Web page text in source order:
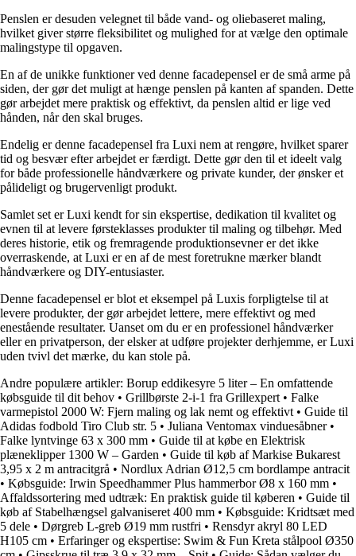
Penslen er desuden velegnet til både vand- og oliebaseret maling,
hvilket giver større fleksibilitet og mulighed for at vælge den optimale
malingstype til opgaven.
En af de unikke funktioner ved denne facadepensel er de små arme på
siden, der gør det muligt at hænge penslen på kanten af spanden. Dette
gør arbejdet mere praktisk og effektivt, da penslen altid er lige ved
hånden, når den skal bruges.
Endelig er denne facadepensel fra Luxi nem at rengøre, hvilket sparer
tid og besvær efter arbejdet er færdigt. Dette gør den til et ideelt valg
for både professionelle håndværkere og private kunder, der ønsker et
pålideligt og brugervenligt produkt.
Samlet set er Luxi kendt for sin ekspertise, dedikation til kvalitet og
evnen til at levere førsteklasses produkter til maling og tilbehør. Med
deres historie, etik og fremragende produktionsevner er det ikke
overraskende, at Luxi er en af de mest foretrukne mærker blandt
håndværkere og DIY-entusiaster.
Denne facadepensel er blot et eksempel på Luxis forpligtelse til at
levere produkter, der gør arbejdet lettere, mere effektivt og med
enestående resultater. Uanset om du er en professionel håndværker
eller en privatperson, der elsker at udføre projekter derhjemme, er Luxi
uden tvivl det mærke, du kan stole på.
Andre populære artikler: Borup eddikesyre 5 liter – En omfattende
købsguide til dit behov • Grillbørste 2-i-1 fra Grillexpert • Falke
varmepistol 2000 W: Fjern maling og lak nemt og effektivt • Guide til
Adidas fodbold Tiro Club str. 5 • Juliana Ventomax vinduesåbner•
Falke lyntvinge 63 x 300 mm • Guide til at købe en Elektrisk
plæneklipper 1300 W – Garden • Guide til køb af Markise Bukarest
3,95 x 2 m antracitgrå • Nordlux Adrian Ø12,5 cm bordlampe antracit
• Købsguide: Irwin Speedhammer Plus hammerbor Ø8 x 160 mm •
Affaldssortering med udtræk: En praktisk guide til køberen • Guide til
køb af Stabelhængsel galvaniseret 400 mm • Købsguide: Kridtsæt med
5 dele • Dørgreb L-greb Ø19 mm rustfri • Rensdyr akryl 80 LED
H105 cm • Erfaringer og ekspertise: Swim & Fun Kreta stålpool Ø350